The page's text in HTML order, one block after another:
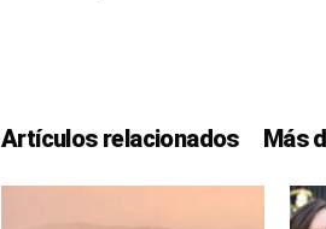
Artículos relacionados Más